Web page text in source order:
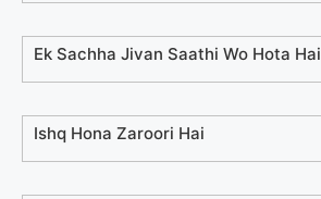
Ek Sachha Jivan Saathi Wo Hota Hai
Ishq Hona Zaroori Hai